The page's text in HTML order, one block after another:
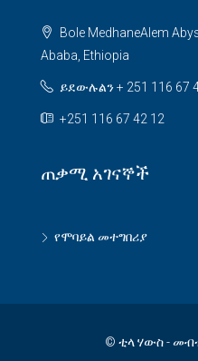
Bole MedhaneAlem
Ababa, Ethiopia
ይደውሉልን + 251 116 67
+251 116 67 42 12
ጠቃሚ አገናኞች
የሞባይል መተግበሪያ
© ቲላ ሃውስ -